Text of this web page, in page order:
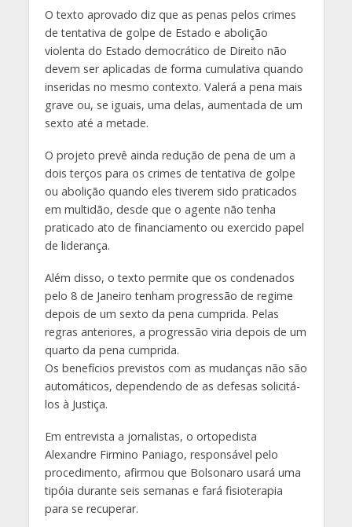
O texto aprovado diz que as penas pelos crimes
de tentativa de golpe de Estado e abolição
violenta do Estado democrático de Direito não
devem ser aplicadas de forma cumulativa quando
inseridas no mesmo contexto. Valerá a pena mais
grave ou, se iguais, uma delas, aumentada de um
sexto até a metade.
O projeto prevê ainda redução de pena de um a
dois terços para os crimes de tentativa de golpe
ou abolição quando eles tiverem sido praticados
em multidão, desde que o agente não tenha
praticado ato de financiamento ou exercido papel
de liderança.
Além disso, o texto permite que os condenados
pelo 8 de Janeiro tenham progressão de regime
depois de um sexto da pena cumprida. Pelas
regras anteriores, a progressão viria depois de um
quarto da pena cumprida.
Os benefícios previstos com as mudanças não são
automáticos, dependendo de as defesas solicitá-
los à Justiça.
Em entrevista a jornalistas, o ortopedista
Alexandre Firmino Paniago, responsável pelo
procedimento, afirmou que Bolsonaro usará uma
tipóia durante seis semanas e fará fisioterapia
para se recuperar.